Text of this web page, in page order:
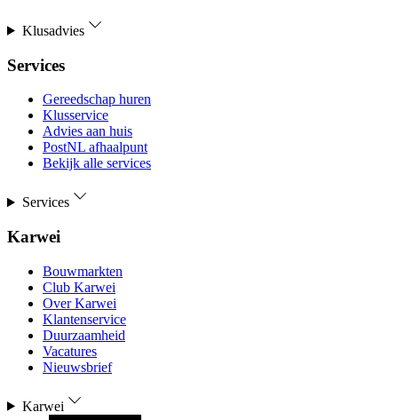
Klusadvies
Services
Gereedschap huren
Klusservice
Advies aan huis
PostNL afhaalpunt
Bekijk alle services
Services
Karwei
Bouwmarkten
Club Karwei
Over Karwei
Klantenservice
Duurzaamheid
Vacatures
Nieuwsbrief
Karwei